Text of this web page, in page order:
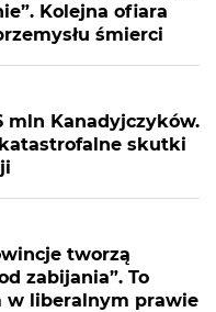
Kolejna ofiara
śmierci
mln Kanadyjczyków.
skutki
tworzą
zabijania”. To
w liberalnym prawie